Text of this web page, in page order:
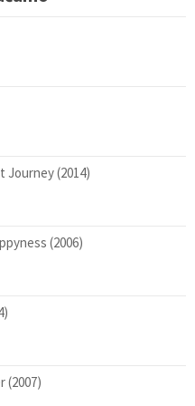
Journey (2014)
(2006)
(2007)